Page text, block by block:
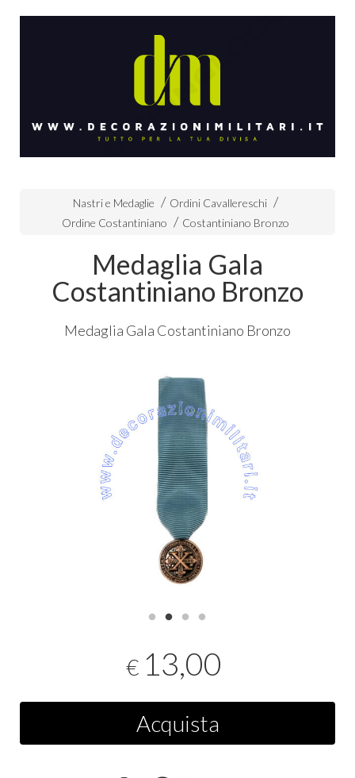
Nastri e Medaglie
Ordini Cavallereschi
Ordine Costantiniano
Costantiniano Bronzo
Medaglia Gala
Costantiniano Bronzo
Medaglia Gala Costantiniano Bronzo
€ 13,00
Acquista